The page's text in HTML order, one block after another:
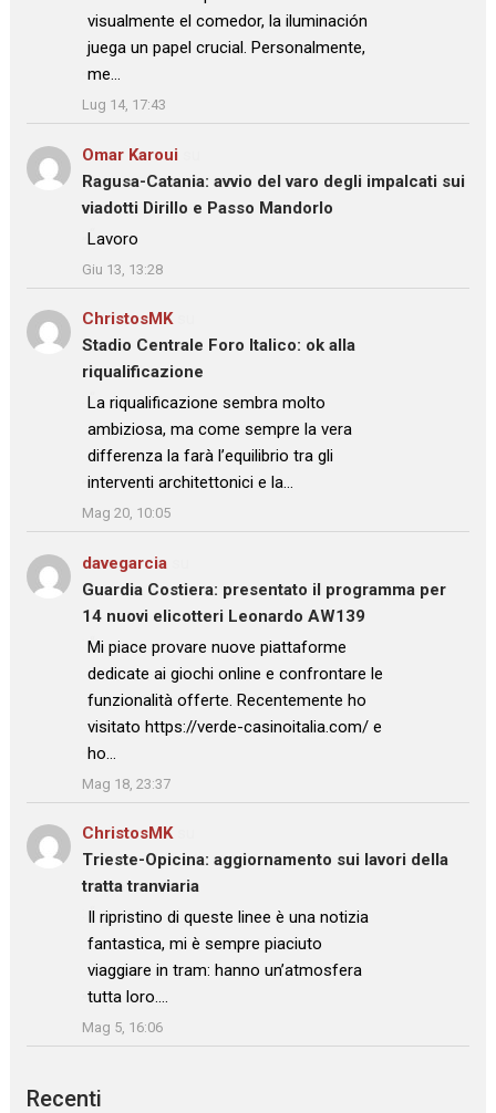
visualmente el comedor, la iluminación
juega un papel crucial. Personalmente,
me…
”
Lug 14, 17:43
Omar Karoui
Ragusa-Catania: avvio del varo degli impalcati sui
viadotti Dirillo e Passo Mandorlo
: “Lavoro
”
Giu 13, 13:28
ChristosMKsu
Stadio Centrale Foro Italico: ok alla
riqualificazione
: “La riqualificazione sembra molto
ambiziosa, ma come sempre la vera
differenza la farà l’equilibrio tra gli
interventi architettonici e la…
”
Mag 20, 10:05
davegarcia
Guardia Costiera: presentato il programma per
14 nuovi elicotteri Leonardo AW139
: “
Mi piace provare nuove piattaforme
dedicate ai giochi online e confrontare le
funzionalità offerte. Recentemente ho
visitato https://verde-casinoitalia.com/ e
ho…
”
Mag 18, 23:37
ChristosMKsu
Trieste-Opicina: aggiornamento sui lavori della
tratta tranviaria
: “
Il ripristino di queste linee è una notizia
fantastica, mi è sempre piaciuto
viaggiare in tram: hanno un’atmosfera
tutta loro.…
”
Mag 5, 16:06
Recenti